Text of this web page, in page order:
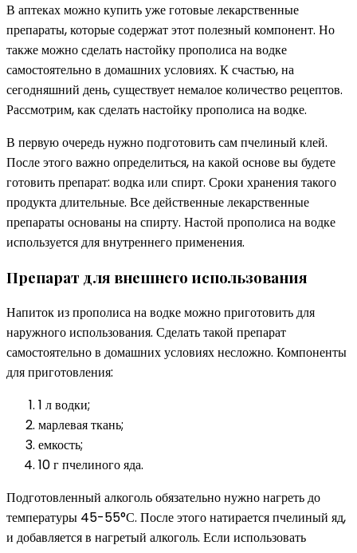
В аптеках можно купить уже готовые лекарственные
препараты, которые содержат этот полезный компонент. Но
также можно сделать настойку прополиса на водке
самостоятельно в домашних условиях. К счастью, на
сегодняшний день, существует немалое количество рецептов.
Рассмотрим, как сделать настойку прополиса на водке.
В первую очередь нужно подготовить сам пчелиный клей.
После этого важно определиться, на какой основе вы будете
готовить препарат: водка или спирт. Сроки хранения такого
продукта длительные. Все действенные лекарственные
препараты основаны на спирту. Настой прополиса на водке
используется для внутреннего применения.
Препарат для внешнего использования
Напиток из прополиса на водке можно приготовить для
наружного использования. Сделать такой препарат
самостоятельно в домашних условиях несложно. Компоненты
для приготовления:
1 л водки;
марлевая ткань;
емкость;
10 г пчелиного яда.
Подготовленный алкоголь обязательно нужно нагреть до
температуры 45-55°С. После этого натирается пчелиный яд,
и добавляется в нагретый алкоголь. Если использовать